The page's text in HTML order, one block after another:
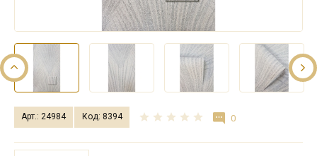
Арт.: 24984 Код: 8394 0